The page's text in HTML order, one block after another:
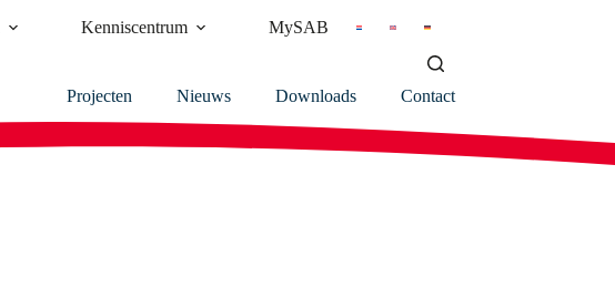
Kenniscentrum MySAB
Projecten Nieuws Downloads Contact